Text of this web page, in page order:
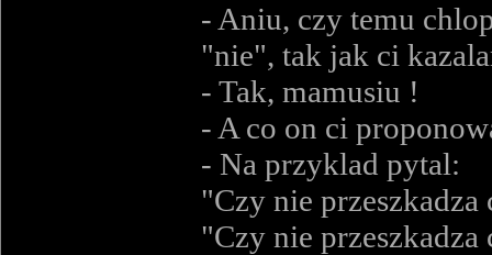
- Aniu, czy temu
"nie", tak jak ci
- Tak, mamusiu !
- A co on ci
- Na przyklad pytal:
"Czy nie
"Czy nie